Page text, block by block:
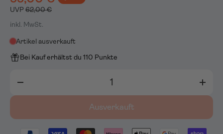
UVP 62,00 €
inkl. MwSt.
Artikel ausverkauft
Bei Kauf erhältst du 110 Punkte
+
Ausverkauft